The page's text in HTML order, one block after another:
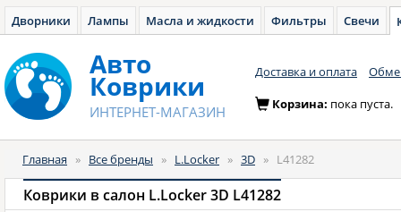
Дворники Лампы Масла и жидкости Фильтры Свечи
Авто
Коврики
ИНТЕРНЕТ-МАГАЗИН
Доставка и оплата
Корзина: пока пуста.
Главная » Все бренды » L.Locker » 3D » L41282
Коврики в салон L.Locker 3D L41282